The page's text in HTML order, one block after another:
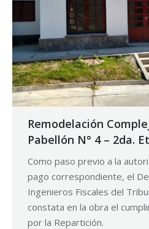
Remodelación
Pabellón N° 4 – 2da.
Como paso previo a la
pago correspondiente, el
Ingenieros Fiscales del
constata en la obra el
por la Repartición.